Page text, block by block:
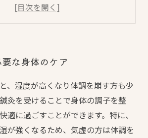
梅雨の身体のだるさにアプローチ
な身体のケア
、湿度が高くなり体調を崩す方も少
灸を受けることで身体の調子を整
適に過ごすことができます。特に、
が強くなるため、気虚の方は体調を